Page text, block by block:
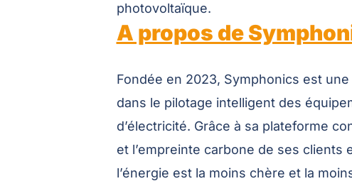
photovoltaïque.
A propos de
Fondée en 2023, Symphonics est
dans le pilotage intelligent des
d’électricité. Grâce à sa plateforme
et l’empreinte carbone de ses
l’énergie est la moins chère et la